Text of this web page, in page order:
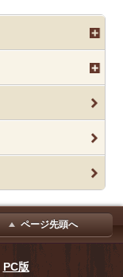
ページ先頭へ
PC版